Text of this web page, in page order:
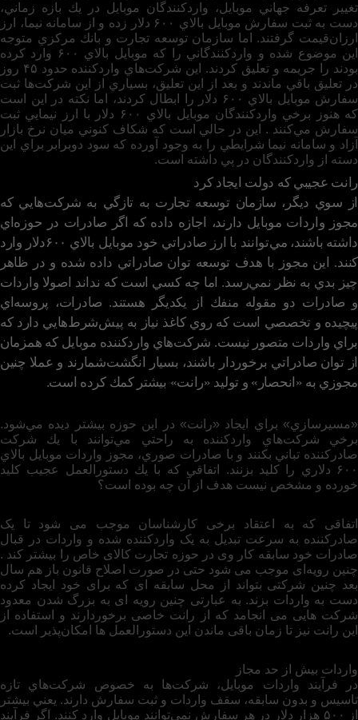
تغيير تعرفه‌ جهاني موبايل، واردكنندگان موبايل در يك بازه زماني،
دست به ثبت سفارش موبايل بالاي ۶۰۰ دلار زده و از سامانه نيما، ارز
ارزان‌قيمت گرفتند. اما سازمان توسعه تجارت و بانك مركزي متوجه
اين موضوع شده و واردكنندگاني را كه موبايل بالاي ۶۰۰ وارد كرده
بودند را جريمه و تعليق كردند. اين شركت‌هاي واردكننده حدود ۴۵ روز
در تعليق باقي ماندند و بعد از اين تعليق، بسياري از اين شركت‌ها ثبت
سفارش موبايل بالاي ۶۰۰ دلار را ابطال كردند، اما نكته در اين است
كه هنوز برخي واردكنندگان موبايل بالاي ۶۰۰ دلار با ارز نيمايي ثبت
سفارش مي‌كنند . اين در حالي است كه شكاف كنوني ميان نرخ بازار
آزاد و سامانه نيما شرايطي را به وجود آورده كه سود دوبرابر براي اين
دسته از واردكنندگان در پي داشته است.
رانت عجيبي كه دولت ايجاد كرد
از سوي ديگر، سازمان توسعه تجارت به تازگي به شركت‌هايي كه
مجوز واردات موبايل دارند، اجازه داده كه اگر صادرات در حوزه‌اي
داشته باشند، مي‌توانند با ارز صادراتي خود موبايل بالاي ۶۰۰دلار وارد
كنند. اين مجوز با هدف توسعه توان صادراتي داده شده و در ظاهر
چيز بدي به نظر نمي‌رسد. اما چه كسي است كه نداند اصولا واردات
و صادرات دو مقوله منفك از يكديگر هستند. صادرات، پروسه‌اي
پيچيده و تخصصي است كه روي كاغذ نياز به پيش‌شرط‌هايي دارد كه
براي واردات متصور نيست. شركت‌هاي واردكننده موبايل كه همزمان
از توان صادراتي برخوردار باشند، بسيار انگشت‌شمارند و عملا چنين
مجوزي به «انحصار» و توليد «رانت» بيشتر كمك كرده است.
«مسيرسازي» براي ايجاد «رانت» در اين حوزه بيشتر ديده مي‌شود.
برخي شركت‌هاي واردكننده به راحتي مي‌توانند با يك شركت
صادر‌كننده تباني بكنند و با صادرات صوري، مجوز واردات موبايل بالاي
۶۰۰ دلاري را كليد بزنند. اتفاقي كه با يك دستورالعمل عجيب كليد
خورده و مشخص نيست هدف از آن چه بوده است؟
اتفاقی که به اعتقاد برخی کارشناسان موجب می شود تا یک
صادرکننده به سرعت تبدیل به یک واردکننده شده و واردات در قبال
صادرات خود سابقه کار وی در حوزه تجارت کالای خاص را بیشتر کند .
چنین رویه‌ای موجب می شود حتی در صورت اصلاح قانون باز هم سال
بعد چنین شرکتی بتواند از محل سابقه ای که برای خود ایجاد کرده
دست به واردات بزند. به عبارتی چنین رویه ای به بزرگ شدن معدود
شرکت هایی می انجامد که از رانت خاصی برخوردارند و استفاده از
این رانت نیز تا زمان باقی ماندن این دستورالعمل ها امکان‌پذیر است.
واردات بيش از حد مجاز
در فرآيند واردات موبايل، شركت‌ها به خصوص شركت‌هاي تازه
تاسيس و بدون سابقه، سقف واردات و ثبت سفارش دارند. يعني بيشتر
از ۵۰۰ هزار دلار در هر سفارش نمي‌توانند موبايل وارد كنند. اگر فرآيند